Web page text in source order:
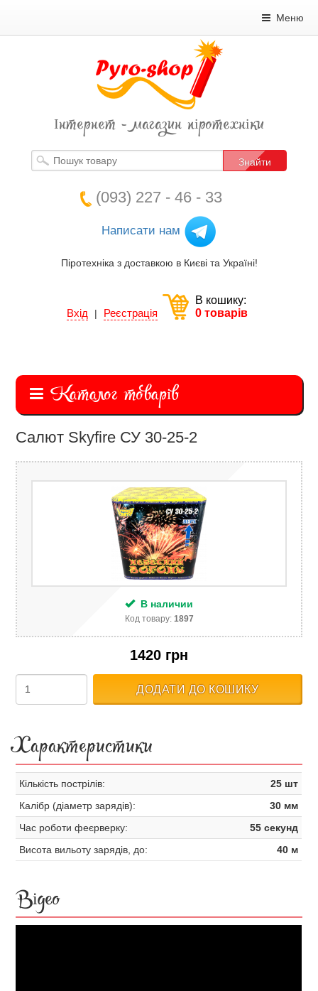
Меню
Інтернет - магазин піротехніки
Знайти
(093) 227 - 46 - 33
Написати нам
Піротехніка з доставкою в Києві та Україні!
Вхід | Реєстрація
В кошику:
0 товарів
Каталог товарів
Салют Skyfire СУ 30-25-2
В наличии
Код товару: 1897
1420 грн
ДОДАТИ ДО КОШИКУ
Характеристики
Кількість пострілів:
25 шт
Калібр (діаметр зарядів):
30 мм
Час роботи феєрверку:
55 секунд
Висота вильоту зарядів, до:
40 м
Відео